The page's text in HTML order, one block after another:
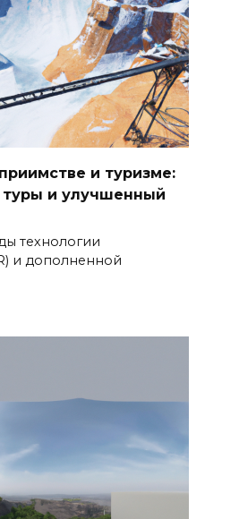
и туризме:
и улучшенный
технологии
и дополненной